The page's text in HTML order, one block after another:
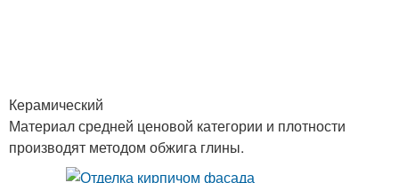
Керамический
Материал средней ценовой категории и плотности
производят методом обжига глины.